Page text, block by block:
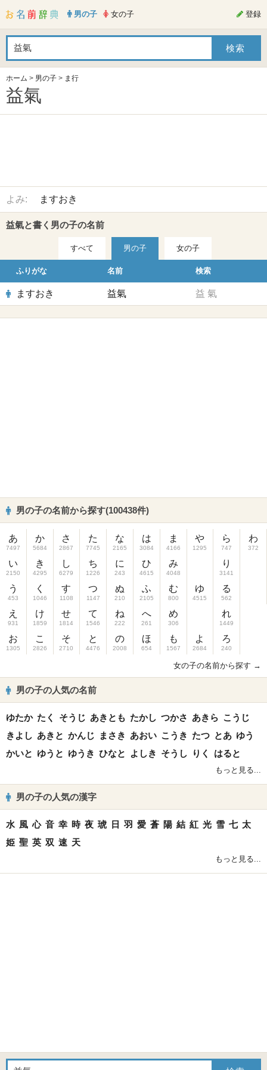
男の子 女の子 登録
ホーム > 男の子 > ま行
益氣
よみ: ますおき
益氣と書く男の子の名前
すべて 男の子 女の子
ふりがな 名前 検索
ますおき 益氣 益 氣
男の子の名前から探す(100438件)
あ
7497
い
2150
う
453
え
931
お
1305
か
5684
き
4295
く
1046
け
1859
こ
2826
さ
2867
し
6279
す
1108
せ
1814
そ
2710
た
7745
ち
1226
つ
1147
て
1546
と
4476
な
2165
に
243
ぬ
210
ね
222
の
2008
は
3084
ひ
4615
ふ
2105
へ
261
ほ
654
ま
4166
み
4048
む
800
め
306
も
1567
や
1295
ゆ
4515
よ
2684
ら
747
り
3141
る
562
れ
1449
ろ
240
わ
372
女の子の名前から探す →
男の子の人気の名前
ゆたか たく そうじ あきとも たかし つかさ あきら こうじ
きよし あきと かんじ まさき あおい こうき たつ とあ ゆう
かいと ゆうと ゆうき ひなと よしき そうし りく はると
もっと見る...
男の子の人気の漢字
水 風 心 音 幸 時 夜 琥 日 羽 愛 蒼 陽 結 紅 光 雪 七 太
姫 聖 英 双 速 天
もっと見る...